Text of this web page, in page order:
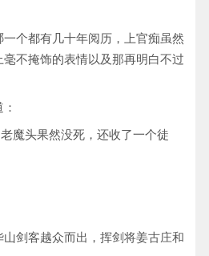
个都有几十年阅历，上官痴虽然
不掩饰的表情以及那再明白不过
老魔头果然没死，还收了一个徒
山剑客越众而出，挥剑将姜古庄和